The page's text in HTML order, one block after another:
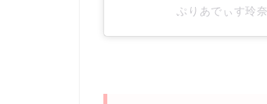
ぷりあでぃす玲